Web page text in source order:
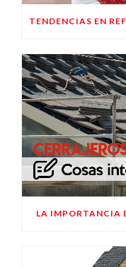
LA IMPORTANCIA